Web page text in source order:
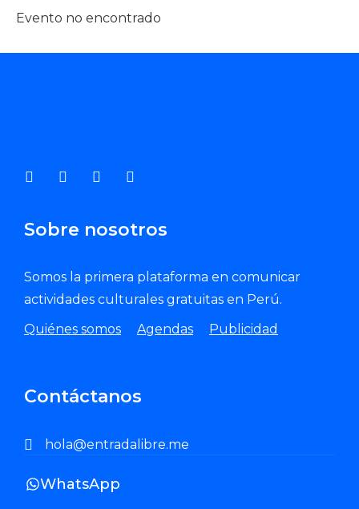
Evento no encontrado
Sobre nosotros
Somos la primera plataforma en comunicar
actividades culturales gratuitas en Perú.
Quiénes somos
Agendas Publicidad
Contáctanos
hola@entradalibre.me
WhatsApp